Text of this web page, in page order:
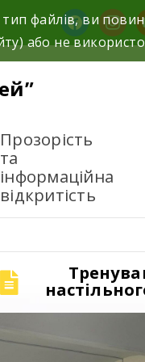
Прозорість
та
інформаційна
відкритість
файлів, ви
або не